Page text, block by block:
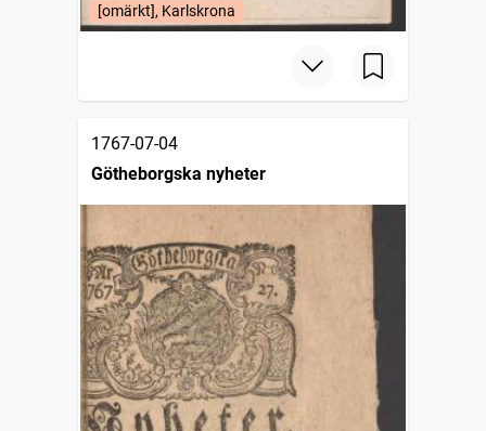
[omärkt], Karlskrona
1767-07-04
Götheborgska nyheter